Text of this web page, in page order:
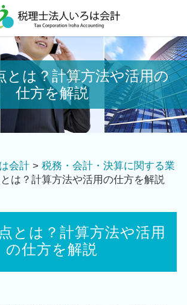
とは？計算方法や活用の
仕方を解説
会計 > 税務・会計・決算に関する業
は？計算方法や活用の仕方を解説
とは？計算方法や活用
の仕方を解説